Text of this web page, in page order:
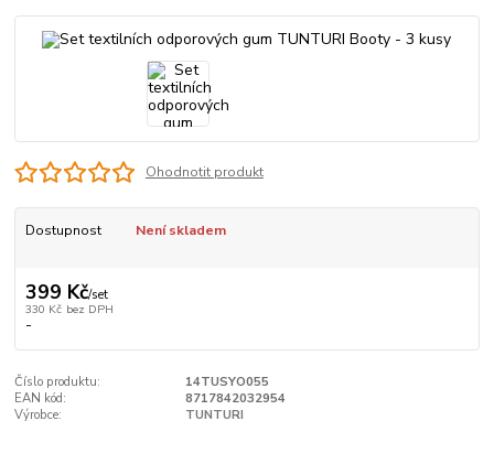
Ohodnotit produkt
Dostupnost Není skladem
399 Kč/set
330 Kč bez DPH
-
Číslo produktu:
14TUSYO055
EAN kód:
8717842032954
Výrobce:
TUNTURI